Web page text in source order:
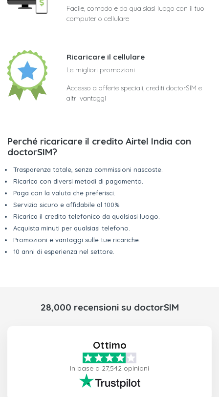
Facile, comodo e da qualsiasi luogo con il tuo
computer o cellulare
Ricaricare il cellulare
Le migliori promozioni
Accesso a offerte speciali, crediti doctorSIM e
altri vantaggi
Perché ricaricare il credito Airtel India con
doctorSIM?
Trasparenza totale, senza commissioni nascoste.
Ricarica con diversi metodi di pagamento.
Paga con la valuta che preferisci.
Servizio sicuro e affidabile al 100%.
Ricarica il credito telefonico da qualsiasi luogo.
Acquista minuti per qualsiasi telefono.
Promozioni e vantaggi sulle tue ricariche.
10 anni di esperienza nel settore.
28,000 recensioni su doctorSIM
Ottimo
In base a 27,542 opinioni